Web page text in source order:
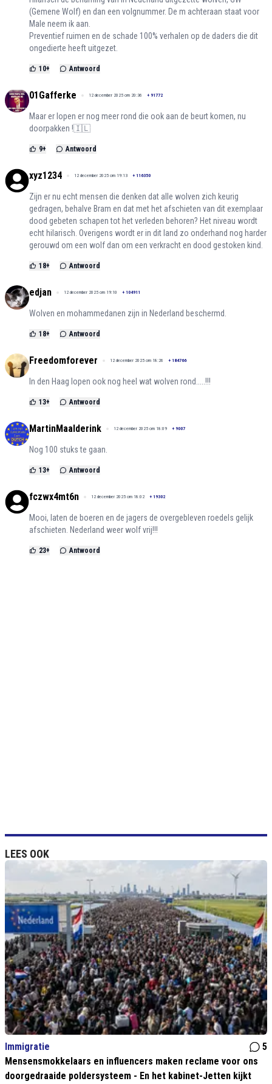
(Gemene Wolf) en dan een volgnummer. De m achteraan staat voor
Male neem ik aan.
Preventief ruimen en de schade 100% verhalen op de daders die dit
ongedierte heeft uitgezet.
10+ Antwoord
01Gafferke 12 december 2025 om 20:36 + 91772
Maar er lopen er nog meer rond die ook aan de beurt komen, nu
doorpakken !🇮🇱
9+ Antwoord
xyz1234 12 december 2025 om 19:13 + 116350
Zijn er nu echt mensen die denken dat alle wolven zich keurig
gedragen, behalve Bram en dat met het afschieten van dit exemplaar
dood gebeten schapen tot het verleden behoren? Het niveau wordt
echt hilarisch. Overigens wordt er in dit land zo onderhand nog harder
gerouwd om een wolf dan om een verkracht en dood gestoken kind.
18+ Antwoord
edjan 12 december 2025 om 19:10 + 104911
Wolven en mohammedanen zijn in Nederland beschermd.
18+ Antwoord
Freedomforever 12 december 2025 om 18:26 + 184766
In den Haag lopen ook nog heel wat wolven rond.....!!!
13+ Antwoord
MartinMaalderink 12 december 2025 om 18:09 + 9007
Nog 100 stuks te gaan.
13+ Antwoord
fczwx4mt6n 12 december 2025 om 18:02 + 19302
Mooi, laten de boeren en de jagers de overgebleven roedels gelijk
afschieten. Nederland weer wolf vrij!!!
23+ Antwoord
LEES OOK
Immigratie
5
Mensensmokkelaars en influencers maken reclame voor ons
doorgedraaide poldersysteem - En het kabinet-Jetten kijkt